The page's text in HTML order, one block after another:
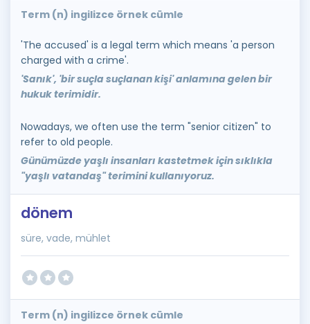
Term (n) ingilizce örnek cümle
'The accused' is a legal term which means 'a person
charged with a crime'.
'Sanık', 'bir suçla suçlanan kişi' anlamına gelen bir
hukuk terimidir.
Nowadays, we often use the term "senior citizen" to
refer to old people.
Günümüzde yaşlı insanları kastetmek için sıklıkla
"yaşlı vatandaş" terimini kullanıyoruz.
dönem
süre, vade, mühlet
Term (n) ingilizce örnek cümle